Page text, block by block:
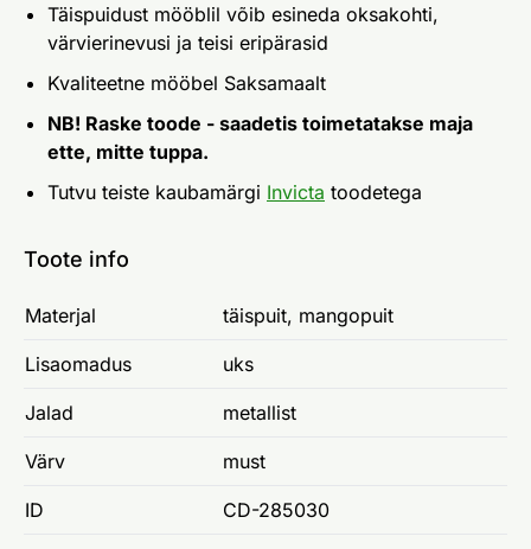
Täispuidust mööblil võib esineda oksakohti,
värvierinevusi ja teisi eripärasid
Kvaliteetne mööbel Saksamaalt
NB! Raske toode - saadetis toimetatakse maja
ette, mitte tuppa.
Tutvu teiste kaubamärgi Invicta toodetega
Toote info
Materjal täispuit, mangopuit
Lisaomadus uks
Jalad metallist
Värv must
ID CD-285030